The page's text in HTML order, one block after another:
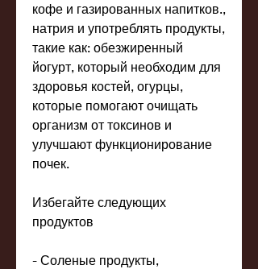
кофе и газированных напитков.,
натрия и употреблять продукты,
такие как: обезжиренный
йогурт, который необходим для
здоровья костей, огурцы,
которые помогают очищать
организм от токсинов и
улучшают функционирование
почек.
Избегайте следующих
продуктов
- Соленые продукты,